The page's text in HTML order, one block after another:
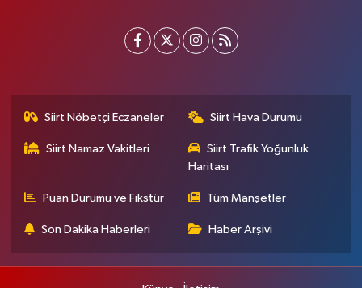
Siirt Nöbetçi Eczaneler Siirt Hava Durumu
Siirt Namaz Vakitleri
Siirt Trafik Yoğunluk
Haritası
Puan Durumu ve Fikstür Tüm Manşetler
Son Dakika Haberleri Haber Arşivi